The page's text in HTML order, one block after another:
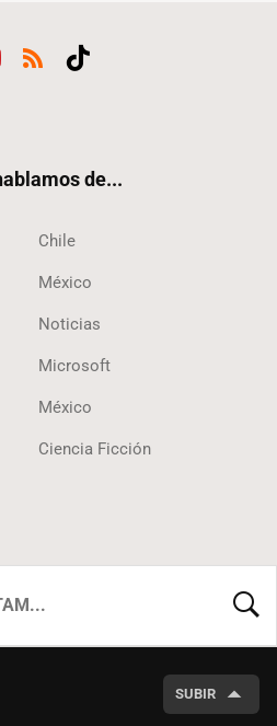
de...
Chile
México
Noticias
Microsoft
México
Ciencia Ficción
SUBIR